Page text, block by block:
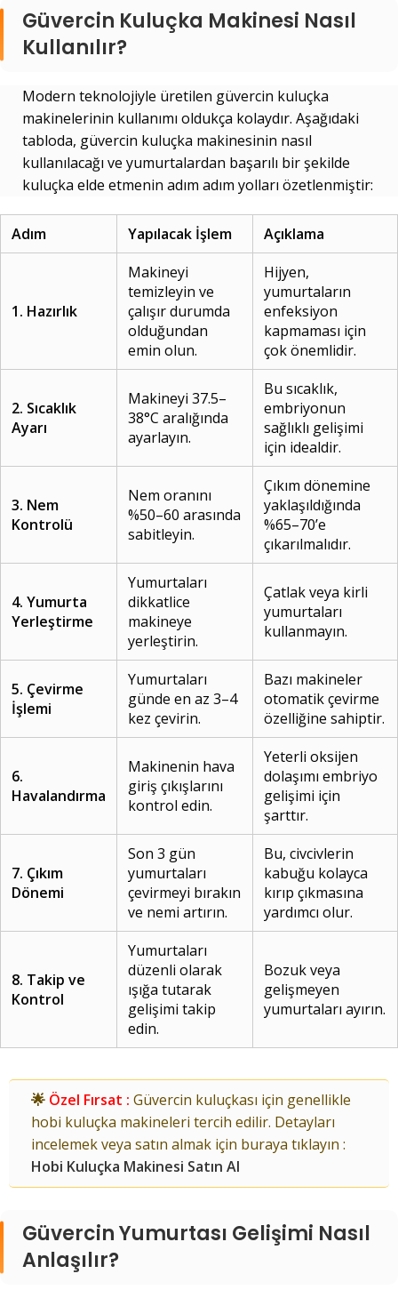
Güvercin Kuluçka Makinesi Nasıl
Kullanılır?
Modern teknolojiyle üretilen güvercin kuluçka
makinelerinin kullanımı oldukça kolaydır. Aşağıdaki
tabloda, güvercin kuluçka makinesinin nasıl
kullanılacağı ve yumurtalardan başarılı bir şekilde
kuluçka elde etmenin adım adım yolları özetlenmiştir:
Adım Yapılacak İşlem Açıklama
1. Hazırlık
Makineyi
temizleyin ve
çalışır durumda
olduğundan
emin olun.
Hijyen,
yumurtaların
enfeksiyon
kapmaması için
çok önemlidir.
2. Sıcaklık
Ayarı
Makineyi 37.5–
38°C aralığında
ayarlayın.
Bu sıcaklık,
embriyonun
sağlıklı gelişimi
için idealdir.
3. Nem
Kontrolü
Nem oranını
%50–60 arasında
sabitleyin.
Çıkım dönemine
yaklaşıldığında
%65–70’e
çıkarılmalıdır.
4. Yumurta
Yerleştirme
Yumurtaları
dikkatlice
makineye
yerleştirin.
Çatlak veya kirli
yumurtaları
kullanmayın.
5. Çevirme
İşlemi
Yumurtaları
günde en az 3–4
kez çevirin.
Bazı makineler
otomatik çevirme
özelliğine sahiptir.
6.
Havalandırma
Makinenin hava
giriş çıkışlarını
kontrol edin.
Yeterli oksijen
dolaşımı embriyo
gelişimi için
şarttır.
7. Çıkım
Dönemi
Son 3 gün
yumurtaları
çevirmeyi bırakın
ve nemi artırın.
Bu, civcivlerin
kabuğu kolayca
kırıp çıkmasına
yardımcı olur.
8. Takip ve
Kontrol
Yumurtaları
düzenli olarak
ışığa tutarak
gelişimi takip
edin.
Bozuk veya
gelişmeyen
yumurtaları ayırın.
🌟 Özel Fırsat : Güvercin kuluçkası için genellikle
hobi kuluçka makineleri tercih edilir. Detayları
incelemek veya satın almak için buraya tıklayın :
Hobi Kuluçka Makinesi Satın Al
Güvercin Yumurtası Gelişimi Nasıl
Anlaşılır?